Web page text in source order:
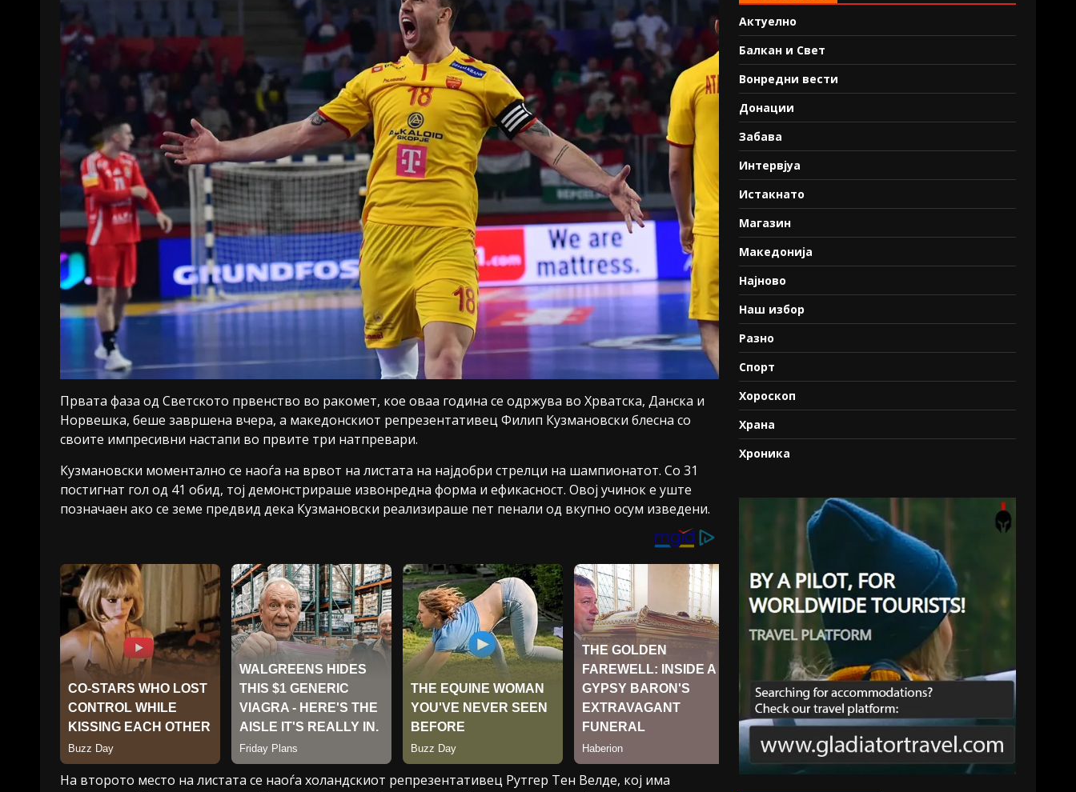
Првата фаза од Светското првенство во ракомет, кое оваа година се одржува во Хрватска, Данска и
Норвешка, беше завршена вчера, а македонскиот репрезентативец Филип Кузмановски блесна со
своите импресивни настапи во првите три натпревари.
Кузмановски моментално се наоѓа на врвот на листата на најдобри стрелци на шампионатот. Со 31
постигнат гол од 41 обид, тој демонстрираше извонредна форма и ефикасност. Овој учинок е уште
позначаен ако се земе предвид дека Кузмановски реализираше пет пенали од вкупно осум изведени.
На второто место на листата се наоѓа холандскиот репрезентативец Рутгер Тен Велде, кој има
Актуелно
Балкан и Свет
Вонредни вести
Донации
Забава
Интервјуа
Истакнато
Магазин
Македонија
Најново
Наш избор
Разно
Спорт
Хороскоп
Храна
Хроника